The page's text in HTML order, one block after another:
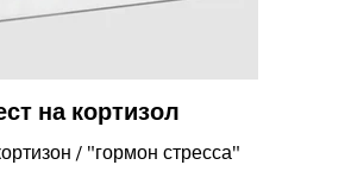
на кортизол
/ "гормон стресса"